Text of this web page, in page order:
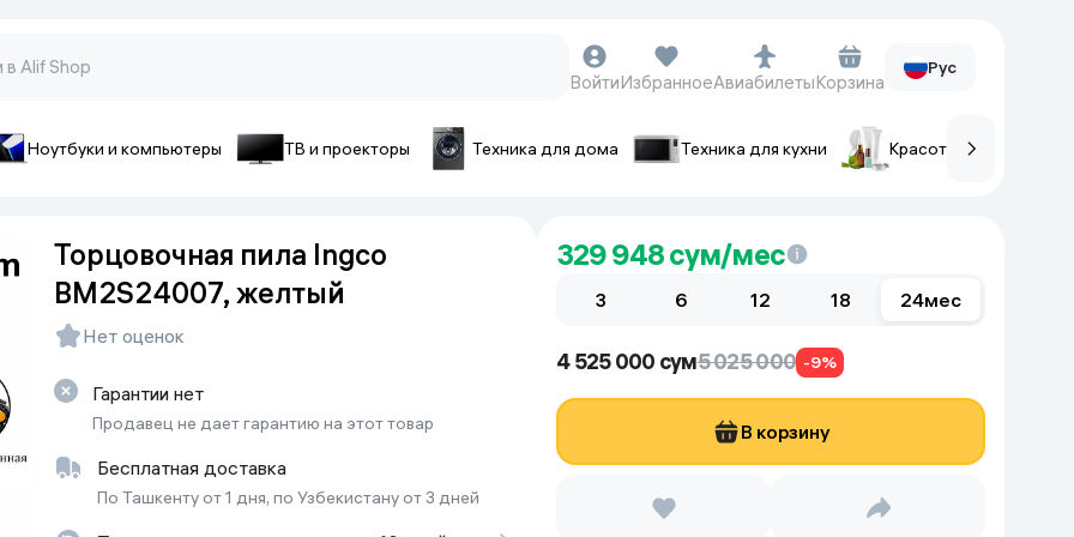
и гаджеты
Чехлы для смартфонов
Чехлы для iPhone
Cопутствующие товары
Батарейки и аккумуляторы
Кабели
Смарт-часы
Наручные часы
Фитнес-браслеты
Фотоаппараты и видеокамеры
Фотоаппараты
Экшен-камеры
ВойтиИзбранноеАвиабилетыКорзина
Рус
Ноутбуки и компьютеры ТВ и проекторы Техника для дома Техника для кухни Красота и уход
Торцовочная пила Ingco
BM2S24007, желтый
Нет оценок
Гарантии нет
Продавец не дает гарантию на этот товар
Бесплатная доставка
По Ташкенту от 1 дня, по Узбекистану от 3 дней
329 948сум/мес
3 6 12 18 24мес
4 525 000 сум5 025 000 -9%
В корзину